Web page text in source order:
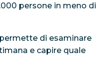
persone in meno di
di esaminare
e capire quale